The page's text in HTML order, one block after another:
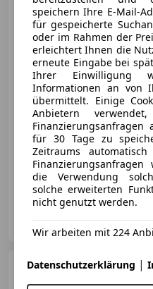
Neu 05/2014 173 605
74 kW (101 PS)
LCT Autohandel GmbH
speichern Ihre E-Mail-
für gespeicherte
oder im Rahmen der
erleichtert Ihnen die
erneute Eingabe bei
Ihrer Einwilligung
Informationen an von
übermittelt. Einige
Anbietern
Finanzierungsanfragen
für 30 Tage zu
Zeitraums
Finanzierungsanfragen
die Verwendung
solche erweiterten
nicht genutzt werden.
Wir arbeiten mit 224
Datenschutzerklärung |